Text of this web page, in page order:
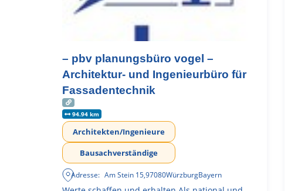
– pbv planungsbüro vogel –
Architektur- und Ingenieurbüro für
Fassadentechnik
94.94 km
Architekten/Ingenieure
Bausachverständige
Adresse: Am Stein 15,97080WürzburgBayern